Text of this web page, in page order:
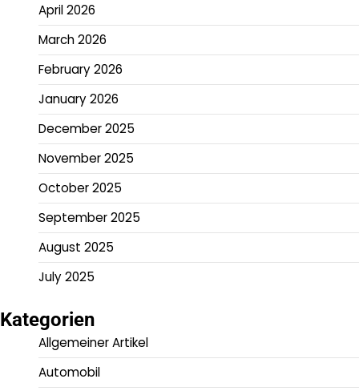
April 2026
March 2026
February 2026
January 2026
December 2025
November 2025
October 2025
September 2025
August 2025
July 2025
Kategorien
Allgemeiner Artikel
Automobil